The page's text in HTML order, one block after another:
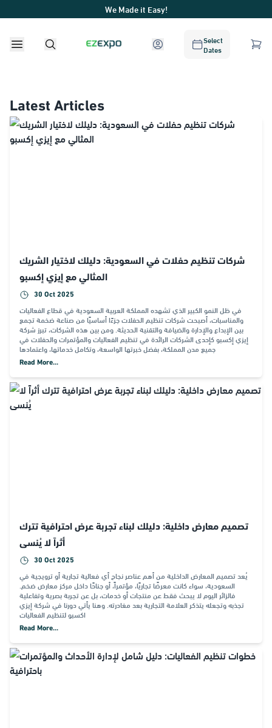
We Made it Easy!
Select
Dates
Latest Articles
شركات تنظيم حفلات في السعودية: دليلك لاختيار الشريك
المثالي مع إيزي إكسبو
30 Oct 2025
في ظل النمو الكبير الذي تشهده المملكة العربية السعودية في قطاع الفعاليات
والمناسبات، أصبحت شركات تنظيم الحفلات جزءًا أساسيًا من صناعة ضخمة تجمع
بين الإبداع والإدارة والضيافة والتقنية الحديثة. ومن بين هذه الشركات، تبرز شركة
إيزي إكسبو كإحدى الشركات الرائدة في تنظيم الفعاليات والمؤتمرات والحفلات في
جميع مدن المملكة، بفضل خبرتها الواسعة، وتكامل خدماتها، واعتمادها
Read More...
تصميم معارض داخلية: دليلك لبناء تجربة عرض احترافية تترك
أثراً لا يُنسى
30 Oct 2025
يُعد تصميم المعارض الداخلية من أهم عناصر نجاح أي فعالية تجارية أو ترويجية في
السعودية، سواء كانت معرضًا تجاريًا، مؤتمراً، أو جناحًا داخل مركز معارض ضخم.
فالزائر اليوم لا يبحث فقط عن منتجات أو خدمات، بل عن تجربة بصرية وتفاعلية
تجذبه وتجعله يتذكر العلامة التجارية بعد مغادرته. وهنا يأتي دورنا في شركة إيزي
اكسبو لتنظيم الفعاليات
Read More...